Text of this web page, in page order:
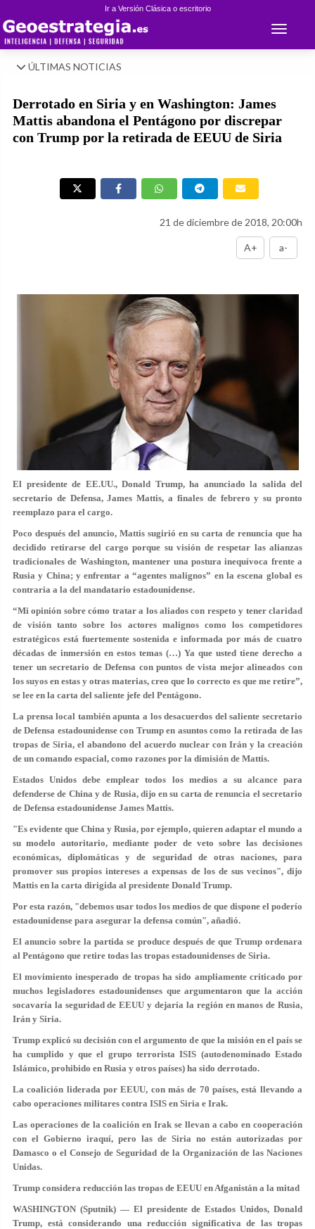
Ir a Versión Clásica o escritorio
Toggle
ÚLTIMAS NOTICIAS
Derrotado en Siria y en Washington: James
Mattis abandona el Pentágono por discrepar
con Trump por la retirada de EEUU de Siria
21 de diciembre de 2018, 20:00h
A+ a-
El presidente de EE.UU., Donald Trump, ha anunciado la salida del
secretario de Defensa, James Mattis, a finales de febrero y su pronto
reemplazo para el cargo.
Poco después del anuncio, Mattis sugirió en su carta de renuncia que ha
decidido retirarse del cargo porque su visión de respetar las alianzas
tradicionales de Washington, mantener una postura inequívoca frente a
Rusia y China; y enfrentar a “agentes malignos” en la escena global es
contraria a la del mandatario estadounidense.
“Mi opinión sobre cómo tratar a los aliados con respeto y tener claridad
de visión tanto sobre los actores malignos como los competidores
estratégicos está fuertemente sostenida e informada por más de cuatro
décadas de inmersión en estos temas (…) Ya que usted tiene derecho a
tener un secretario de Defensa con puntos de vista mejor alineados con
los suyos en estas y otras materias, creo que lo correcto es que me retire”,
se lee en la carta del saliente jefe del Pentágono.
La prensa local también apunta a los desacuerdos del saliente secretario
de Defensa estadounidense con Trump en asuntos como la retirada de las
tropas de Siria, el abandono del acuerdo nuclear con Irán y la creación
de un comando espacial, como razones por la dimisión de Mattis.
Estados Unidos debe emplear todos los medios a su alcance para
defenderse de China y de Rusia, dijo en su carta de renuncia el secretario
de Defensa estadounidense James Mattis.
"Es evidente que China y Rusia, por ejemplo, quieren adaptar el mundo a
su modelo autoritario, mediante poder de veto sobre las decisiones
económicas, diplomáticas y de seguridad de otras naciones, para
promover sus propios intereses a expensas de los de sus vecinos", dijo
Mattis en la carta dirigida al presidente Donald Trump.
Por esta razón, "debemos usar todos los medios de que dispone el poderío
estadounidense para asegurar la defensa común", añadió.
El anuncio sobre la partida se produce después de que Trump ordenara
al Pentágono que retire todas las tropas estadounidenses de Siria.
El movimiento inesperado de tropas ha sido ampliamente criticado por
muchos legisladores estadounidenses que argumentaron que la acción
socavaría la seguridad de EEUU y dejaría la región en manos de Rusia,
Irán y Siria.
Trump explicó su decisión con el argumento de que la misión en el país se
ha cumplido y que el grupo terrorista ISIS (autodenominado Estado
Islámico, prohibido en Rusia y otros países) ha sido derrotado.
La coalición liderada por EEUU, con más de 70 países, está llevando a
cabo operaciones militares contra ISIS en Siria e Irak.
Las operaciones de la coalición en Irak se llevan a cabo en cooperación
con el Gobierno iraquí, pero las de Siria no están autorizadas por
Damasco o el Consejo de Seguridad de la Organización de las Naciones
Unidas.
Trump considera reducción las tropas de EEUU en Afganistán a la mitad
WASHINGTON (Sputnik) — El presidente de Estados Unidos, Donald
Trump, está considerando una reducción significativa de las tropas